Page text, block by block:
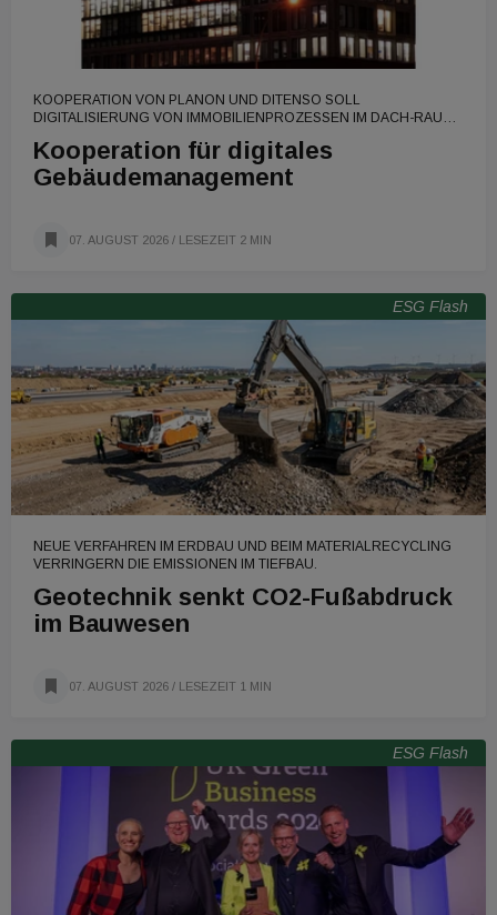
KOOPERATION VON PLANON UND DITENSO SOLL
DIGITALISIERUNG VON IMMOBILIENPROZESSEN IM DACH-RAUM
Kooperation für digitales
Gebäudemanagement
07. AUGUST 2026 / LESEZEIT 2 MIN
ESG Flash
NEUE VERFAHREN IM ERDBAU UND BEIM MATERIALRECYCLING
VERRINGERN DIE EMISSIONEN IM TIEFBAU.
Geotechnik senkt CO2-Fußabdruck
im Bauwesen
07. AUGUST 2026 / LESEZEIT 1 MIN
ESG Flash